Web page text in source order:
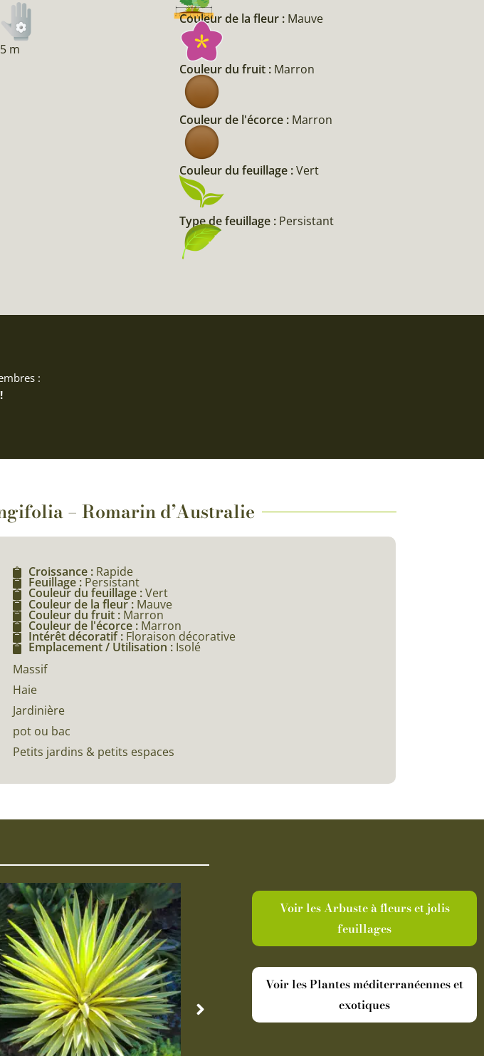
m
Couleur de la fleur : Mauve
Couleur du fruit : Marron
Couleur de l'écorce : Marron
Couleur du feuillage :Vert
Type de feuillage : Persistant
:
– Romarin d’Australie
Croissance : Rapide
Feuillage : Persistant
Couleur du feuillage :Vert
Couleur de la fleur : Mauve
Couleur du fruit : Marron
Couleur de l'écorce : Marron
Intérêt décoratif : Floraison décorative
Emplacement / Utilisation : Isolé
Massif
Haie
Jardinière
pot ou bac
Petits jardins & petits espaces
Voir les Arbuste à fleurs et jolis
feuillages
Voir les Plantes méditerranéennes et
exotiques